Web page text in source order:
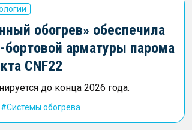
обогрев» обеспечила
бортовой арматуры парома
CNF22
до конца 2026 года.
Системы обогрева